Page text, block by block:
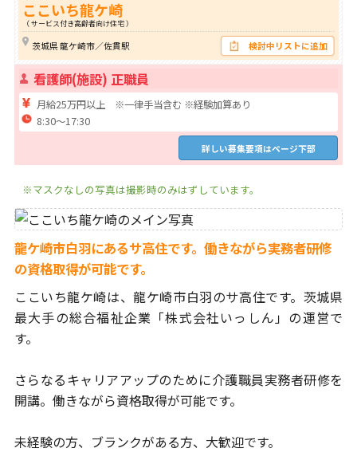
ここいち龍ケ崎
（ サービス付き高齢者向け住宅 ）
茨城県 龍ケ崎市／佐貫駅 検討中リストに追加
看護師(施設) 正職員
月給25万円以上 ※一律手当含む ※経験加算あり
8:30～17:30
詳しい募集要項はページ下部
※マスクなしの写真は撮影時のみはずしています。
龍ケ崎市白羽にあるサ高住です。働きながら実務者研修
の資格取得が可能です。
ここいち龍ケ崎は、龍ケ崎市白羽のサ高住です。 茨城県
最大手の総合福祉企業「株式会社いっしん」の運営で
す。
さらなるキャリアアップのために介護職員実務者研修を
開講。 働きながら資格取得が可能です。
未経験の方、ブランクがある方、大歓迎です。